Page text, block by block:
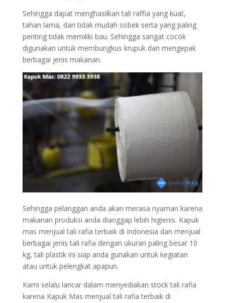
Sehingga dapat menghasilkan tali raffia yang kuat,
tahan lama, dan tidak mudah sobek serta yang paling
penting tidak memiliki bau. Sehingga sangat cocok
digunakan untuk membungkus krupuk dan mengepak
berbagai jenis makanan.
Sehingga pelanggan anda akan merasa nyaman karena
makanan produksi anda dianggap lebih higienis. Kapuk
mas menjual tali rafia terbaik di Indonesia dan menjual
berbagai jenis tali rafia dengan ukuran paling besar 10
kg, tali plastik ini siap anda gunakan untuk kegiatan
atau untuk pelengkat apapun.
Kami selalu lancar dalam menyediakan stock tali rafia
karena Kapuk Mas menjual tali rafia terbaik di